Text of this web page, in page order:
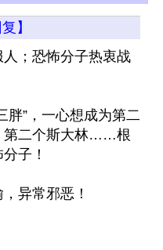
】
；恐怖分子热衷战
胖”，一心想成为第二
第二个斯大林……根
子！
异常邪恶！